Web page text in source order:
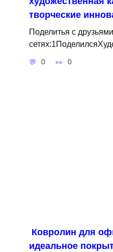
творческие
Поделитья с
0 0
Ковролин для
идеальное